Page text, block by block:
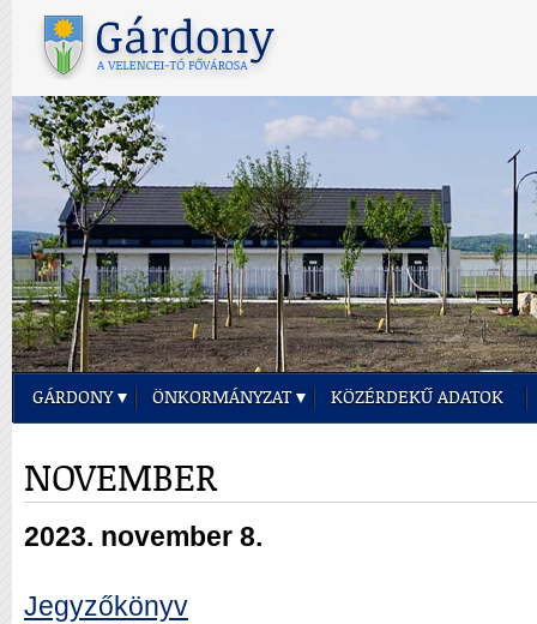
GÁRDONY ÖNKORMÁNYZAT KÖZÉRDEKŰ ADATOK
NOVEMBER
2023. november 8.
Jegyzőkönyv